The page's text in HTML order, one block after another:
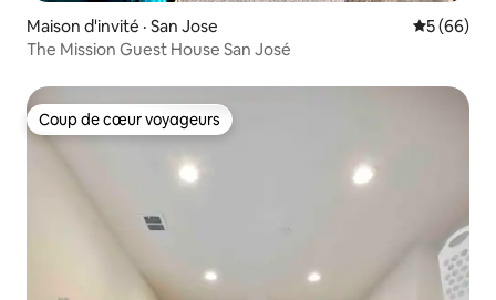
Maison d'invité · San Jose Note
5 (66)
The Mission Guest House San José
Coup de cœur voyageurs
Coup de cœur voyageurs